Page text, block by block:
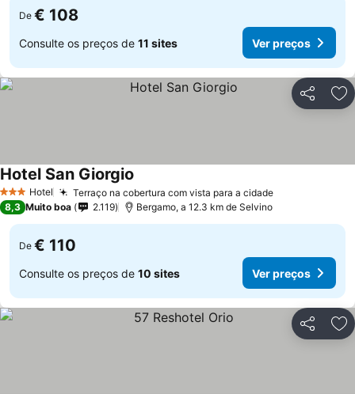
De € 108
Consulte os preços de 11 sites Ver preços
Partilhar
3 EstrelasHotel Terraço na cobertura com vista para a cidade
Hotel San Giorgio
8,3 Muito boa 2.119 Bergamo, a 12.3 km de Selvino
De € 110
Consulte os preços de 10 sites Ver preços
Partilhar